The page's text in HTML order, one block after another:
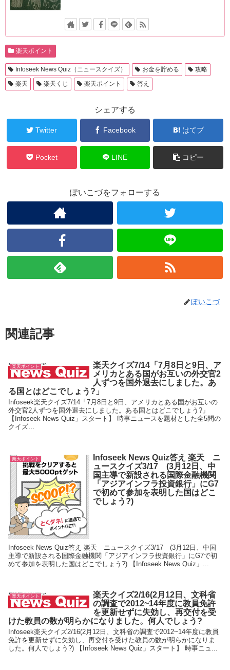
楽天ポイント
Infoseek News Quiz（ニュースクイズ） お金を貯める
攻略
楽天
楽天くじ 楽天ポイント 答え
シェアする
Twitter Facebook はてブ
Pocket LINE コピー
ぽいこづをフォローする
ぽいこづ
関連記事
楽天ポイント
楽天クイズ7/14「7月8日と9日、ア
メリカとある国がお互いの外交官2
人ずつを国外退去にしました。あ
る国とはどこでしょう?」
Infoseek楽天クイズ7/14「7月8日と9日、アメリカとある国がお互いの
外交官2人ずつを国外退去にしました。ある国とはどこでしょう?」
【Infoseek News Quiz」スタート】 時事ニュースを題材とした全5問の
クイズ...
楽天ポイント
Infoseek News Quiz答え 楽天 ニ
ュースクイズ3/17 (3月12日、中
国主導で新設される国際金融機関
「アジアインフラ投資銀行」にG7
で初めて参加を表明した国はどこ
でしょう?)
Infoseek News Quiz答え 楽天 ニュースクイズ3/17 (3月12日、中国
主導で新設される国際金融機関「アジアインフラ投資銀行」にG7で初
めて参加を表明した国はどこでしょう?) 【Infoseek News Quiz」...
楽天ポイント
楽天クイズ2/16(2月12日、文科省
の調査で2012~14年度に教員免許
を更新せずに失効し、再交付を受
けた教員の数が明らかになりました。何人でしょう?
Infoseek楽天クイズ2/16(2月12日、文科省の調査で2012~14年度に教員
免許を更新せずに失効し、再交付を受けた教員の数が明らかになりま
した。何人でしょう?) 【Infoseek News Quiz」スタート】 時事ニュ...